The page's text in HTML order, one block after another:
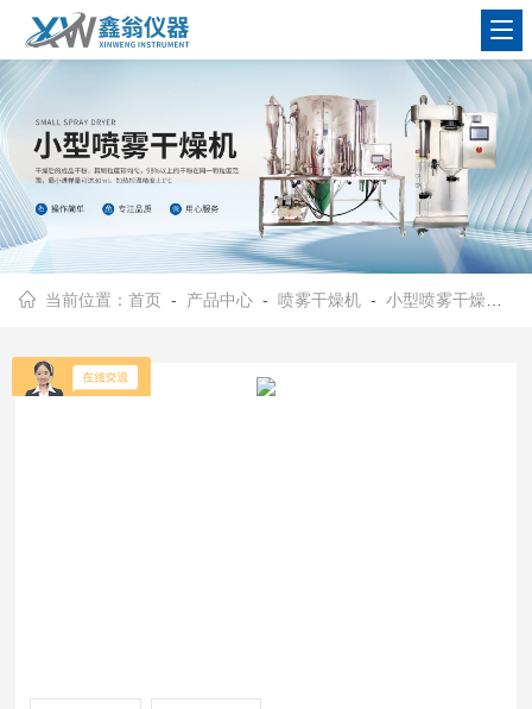
查看更多
当前位置：首页 - 产品中心 -喷雾干燥机 -小型喷雾干燥机